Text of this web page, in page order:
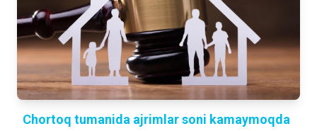
Chortoq tumanida ajrimlar soni kamaymoqda